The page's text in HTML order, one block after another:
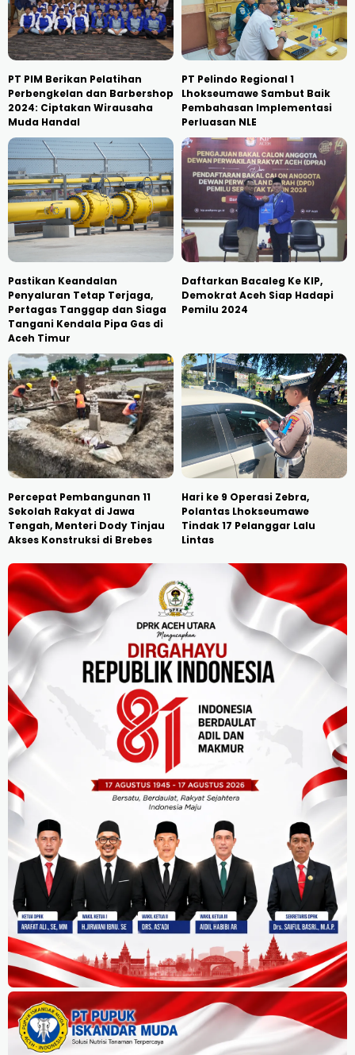
PT PIM Berikan Pelatihan
Perbengkelan dan Barbershop
2024: Ciptakan Wirausaha
Muda Handal
PT Pelindo Regional 1
Lhokseumawe Sambut Baik
Pembahasan Implementasi
Perluasan NLE
Pastikan Keandalan
Penyaluran Tetap Terjaga,
Pertagas Tanggap dan Siaga
Tangani Kendala Pipa Gas di
Aceh Timur
Daftarkan Bacaleg Ke KIP,
Demokrat Aceh Siap Hadapi
Pemilu 2024
Percepat Pembangunan 11
Sekolah Rakyat di Jawa
Tengah, Menteri Dody Tinjau
Akses Konstruksi di Brebes
Hari ke 9 Operasi Zebra,
Polantas Lhokseumawe
Tindak 17 Pelanggar Lalu
Lintas